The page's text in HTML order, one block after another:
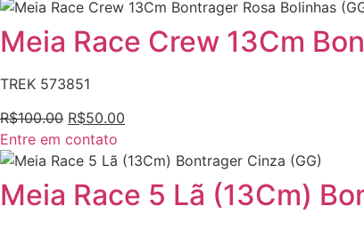
Meia Race Crew 13Cm
TREK 573851
R$100.00 R$50.00
Entre em contato
Meia Race 5 Lã (13Cm)